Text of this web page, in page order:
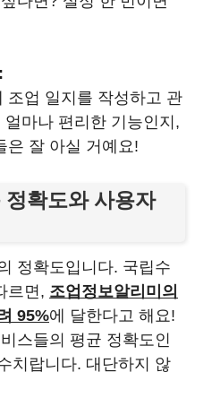
조업 일지를 작성하고 관
마나 편리한 기능인지,
은 잘 아실 거예요!
확도와 사용자
정확도입니다. 국립수
르면, 조업정보알리미의
95%에 달한다고 해요!
스들의 평균 정확도인
치랍니다. 대단하지 않